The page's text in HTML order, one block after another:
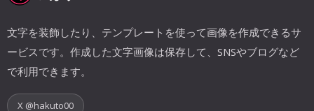
文字を装飾したり、テンプレートを使って画像を作成できるサ
ービスです。作成した文字画像は保存して、SNSやブログなど
で利用できます。
X @hakuto00